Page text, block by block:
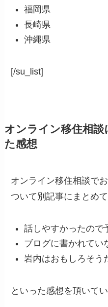
福岡県
長崎県
沖縄県
[/su_list]
オンライン移住相談
た感想
オンライン移住相談で
ついて別記事にまとめて
話しやすかったので
ブログに書かれてい
岩内はおもしろそう
といった感想を頂いてい